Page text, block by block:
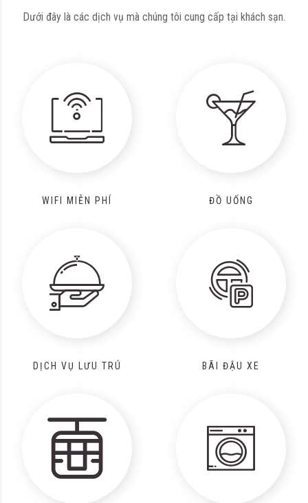
Dưới đây là các dịch vụ mà chúng tôi cung cấp tại khách sạn.
WIFI MIỄN PHÍ ĐỒ UỐNG
DỊCH VỤ LƯU TRÚ BÃI ĐẬU XE